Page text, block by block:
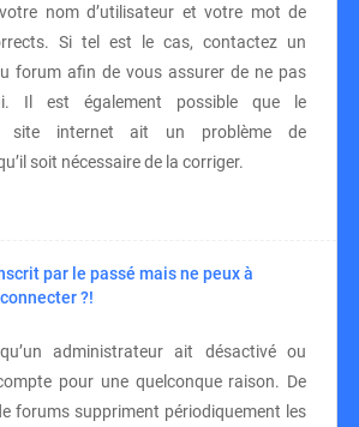
nom d’utilisateur et votre mot de
Si tel est le cas, contactez un
forum afin de vous assurer de ne pas
Il est également possible que le
site internet ait un problème de
soit nécessaire de la corriger.
par le passé mais ne peux à
?!
administrateur ait désactivé ou
pour une quelconque raison. De
forums suppriment périodiquement les